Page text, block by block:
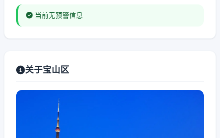
当前无预警信息
关于宝山区